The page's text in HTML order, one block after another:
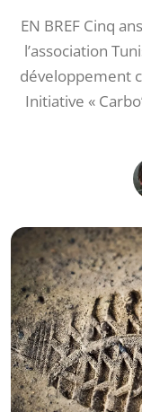
EN BREF Cinq
l’association
développement
Initiative «